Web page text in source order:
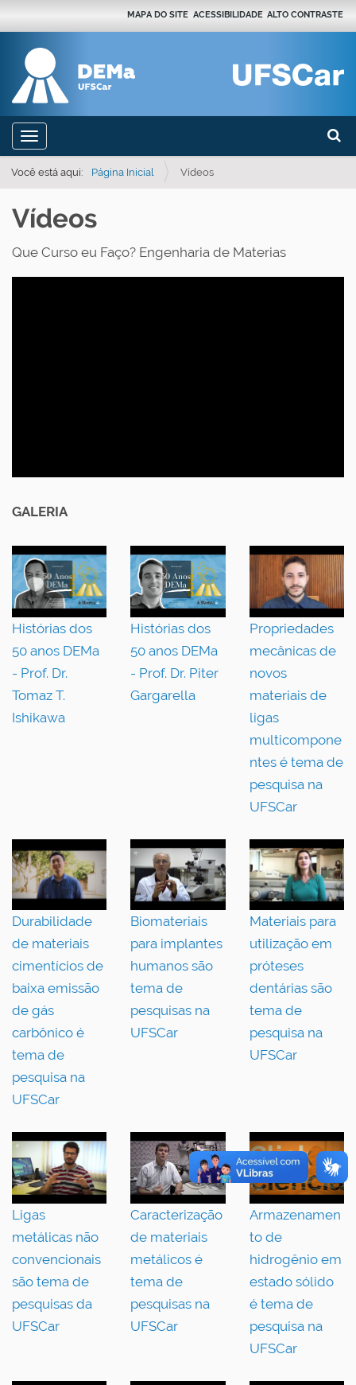
Busca
MAPA DO SITE ACESSIBILIDADE ALTO CONTRASTE
Toggle navigation
Você está aqui: Página Inicial Vídeos
Vídeos
Que Curso eu Faço? Engenharia de Materias
GALERIA
Histórias dos
50 anos DEMa
- Prof. Dr.
Tomaz T.
Ishikawa
Histórias dos
50 anos DEMa
- Prof. Dr. Piter
Gargarella
Propriedades
mecânicas de
novos
materiais de
ligas
multicompone
ntes é tema de
pesquisa na
UFSCar
Durabilidade
de materiais
cimentícios de
baixa emissão
de gás
carbônico é
tema de
pesquisa na
UFSCar
Biomateriais
para implantes
humanos são
tema de
pesquisas na
UFSCar
Materiais para
utilização em
próteses
dentárias são
tema de
pesquisa na
UFSCar
Ligas
metálicas não
convencionais
são tema de
pesquisas da
UFSCar
Caracterização
de materiais
metálicos é
tema de
pesquisas na
UFSCar
Armazenamen
to de
hidrogênio em
estado sólido
é tema de
pesquisa na
UFSCar